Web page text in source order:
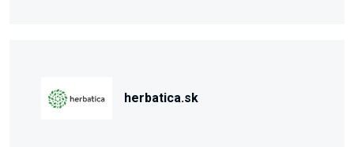
herbatica.sk